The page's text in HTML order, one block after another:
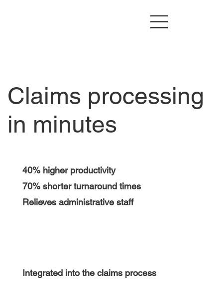
Claims processing
in minutes
40% higher productivity
70% shorter turnaround times
Relieves administrative staff
Integrated into the claims process